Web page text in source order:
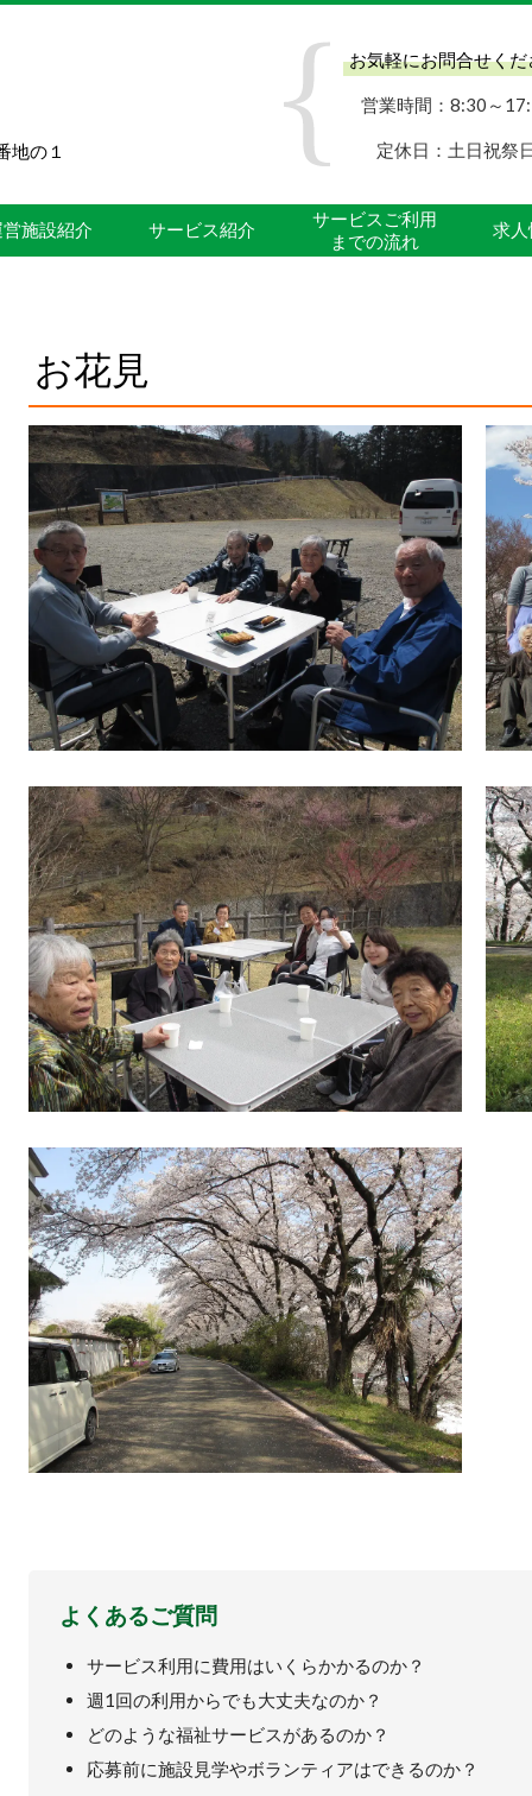
の１
お気軽にお問合せくだ
営業時間：8:30～
定休日：土日祝祭
施設紹介 サービス紹介
サービスご利用
までの流れ
求
お花見
よくあるご質問
サービス利用に費用はいくらかかるのか？
週1回の利用からでも大丈夫なのか？
どのような福祉サービスがあるのか？
応募前に施設見学やボランティアはできるのか？